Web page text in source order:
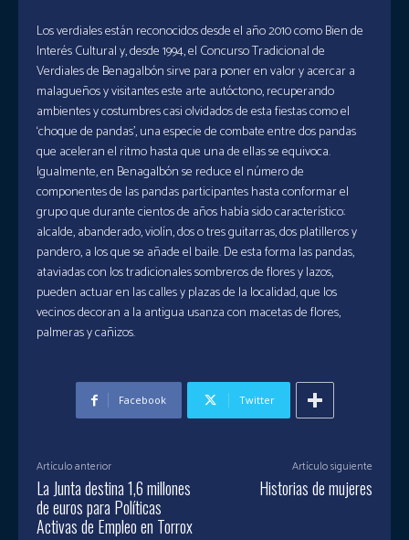
Los verdiales están reconocidos desde el año 2010 como Bien de
Interés Cultural y, desde 1994, el Concurso Tradicional de
Verdiales de Benagalbón sirve para poner en valor y acercar a
malagueños y visitantes este arte autóctono, recuperando
ambientes y costumbres casi olvidados de esta fiestas como el
‘choque de pandas’, una especie de combate entre dos pandas
que aceleran el ritmo hasta que una de ellas se equivoca.
Igualmente, en Benagalbón se reduce el número de
componentes de las pandas participantes hasta conformar el
grupo que durante cientos de años había sido característico:
alcalde, abanderado, violín, dos o tres guitarras, dos platilleros y
pandero, a los que se añade el baile. De esta forma las pandas,
ataviadas con los tradicionales sombreros de flores y lazos,
pueden actuar en las calles y plazas de la localidad, que los
vecinos decoran a la antigua usanza con macetas de flores,
palmeras y cañizos.
Facebook Twitter
Artículo anterior
La Junta destina 1,6 millones
de euros para Políticas
Activas de Empleo en Torrox
Artículo siguiente
Historias de mujeres